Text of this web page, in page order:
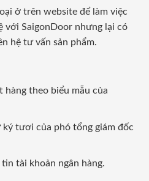
ở trên website để làm việc
với SaigonDoor nhưng lại có
hệ tư vấn sản phẩm.
hàng theo biểu mẫu của
ký tươi của phó tổng giám đốc
tài khoản ngân hàng.